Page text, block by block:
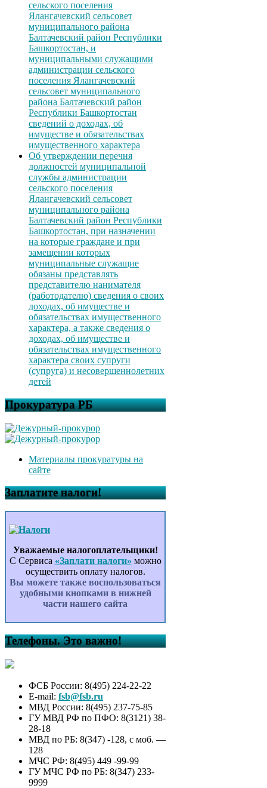
сельского поселения
Ялангачевский сельсовет
муниципального района
Балтачевский район Республики
Башкортостан, и
муниципальными служащими
администрации сельского
поселения Ялангачевский
сельсовет муниципального
района Балтачевский район
Республики Башкортостан
сведений о доходах, об
имуществе и обязательствах
имущественного характера
Об утверждении перечня
должностей муниципальной
службы администрации
сельского поселения
Ялангачевский сельсовет
муниципального района
Балтачевский район Республики
Башкортостан, при назначении
на которые граждане и при
замещении которых
муниципальные служащие
обязаны представлять
представителю нанимателя
(работодателю) сведения о своих
доходах, об имуществе и
обязательствах имущественного
характера, а также сведения о
доходах, об имуществе и
обязательствах имущественного
характера своих супруги
(супруга) и несовершеннолетних
детей
Прокуратура РБ
Материалы прокуратуры на
сайте
Заплатите налоги!
Уважаемые налогоплательщики!
С Сервиса «Заплати налоги» можно
осуществить оплату налогов.
Вы можете также воспользоваться
удобными кнопками в нижней
части нашего сайта
Телефоны. Это важно!
ФСБ России: 8(495) 224-22-22
E-mail: fsb@fsb.ru
МВД России: 8(495) 237-75-85
ГУ МВД РФ по ПФО: 8(3121) 38-
28-18
МВД по РБ: 8(347) -128, с моб. —
128
МЧС РФ: 8(495) 449 -99-99
ГУ МЧС РФ по РБ: 8(347) 233-
9999